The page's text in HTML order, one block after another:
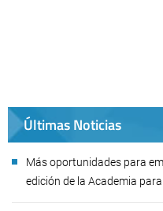
Últimas Noticias
Más oportunidades para
edición de la Academia